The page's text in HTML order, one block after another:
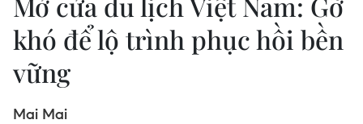
khó để lộ trình phục hồi bền
vững
Mai Mai